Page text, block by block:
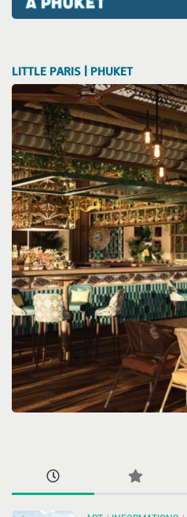
LITTLE PARIS | PHUKET